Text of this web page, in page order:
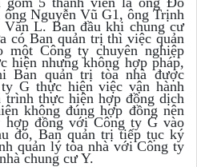
Nguyễn Vũ G1, ông Trịnh
L. Ban đầu khi chung cư
có Ban quản trị thì việc quản
một Công ty chuyên nghiệp
hiện nhưng không hợp pháp,
Ban quản trị tòa nhà được
G thực hiện việc vận hành
trình thực hiện hợp đồng dịch
không đúng hợp đồng nên
hợp đồng với Công ty G vào
đó, Ban quản trị tiếp tục ký
quản lý tòa nhà với Công ty
chung cư Y.